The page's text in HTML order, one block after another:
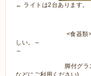
← ライトは2台あります。
<食器類> ～～グ
しい。～
脚付グラス(スパー
などにご利用ください)